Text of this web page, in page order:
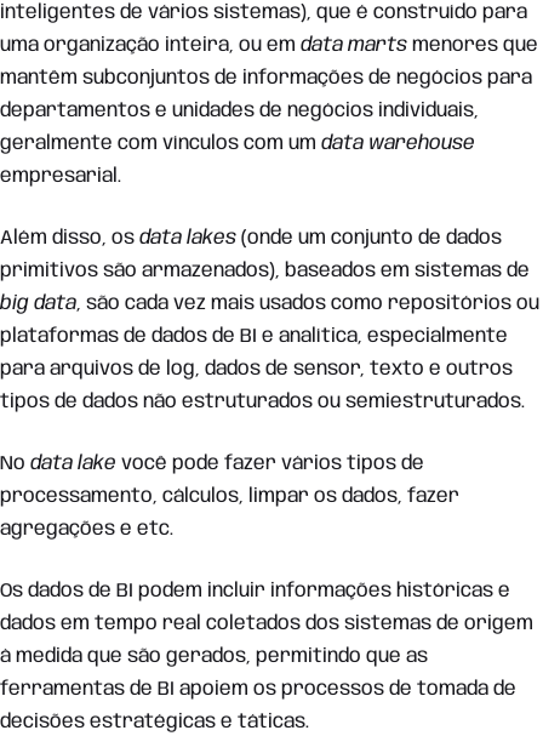
inteligentes de vários sistemas), que é construído para
uma organização inteira, ou em data marts menores que
mantêm subconjuntos de informações de negócios para
departamentos e unidades de negócios individuais,
geralmente com vínculos com um data warehouse
empresarial.
Além disso, os data lakes (onde um conjunto de dados
primitivos são armazenados), baseados em sistemas de
big data, são cada vez mais usados ​​como repositórios ou
plataformas de dados de BI e analítica, especialmente
para arquivos de log, dados de sensor, texto e outros
tipos de dados não estruturados ou semiestruturados.
No data lake você pode fazer vários tipos de
processamento, cálculos, limpar os dados, fazer
agregações e etc.
Os dados de BI podem incluir informações históricas e
dados em tempo real coletados dos sistemas de origem
à medida que são gerados, permitindo que as
ferramentas de BI apoiem os processos de tomada de
decisões estratégicas e táticas.